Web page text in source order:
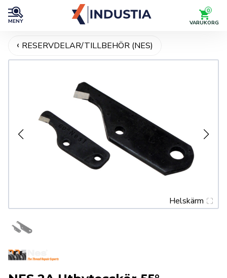
MENY
0
VARUKORG
RESERVDELAR/TILLBEHÖR (NES)
Helskärm